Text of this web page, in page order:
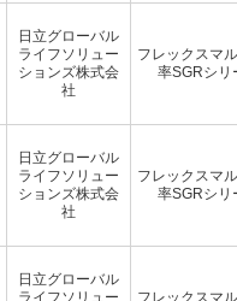
日立グローバル
ライフソリュー
ションズ株式会
社
フレックスマ
率SGRシリ
日立グローバル
ライフソリュー
ションズ株式会
社
フレックスマ
率SGRシリ
日立グローバル
ライフソリュー
フレックスマ